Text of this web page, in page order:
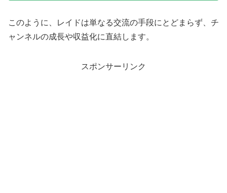
このように、レイドは単なる交流の手段にとどまらず、チ
ャンネルの成長や収益化に直結します。
スポンサーリンク